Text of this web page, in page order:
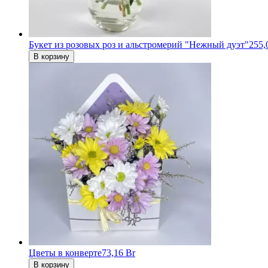
Букет из розовых роз и альстромерий "Нежный дуэт"
В корзину
Цветы в конверте73,16 Br
В корзину